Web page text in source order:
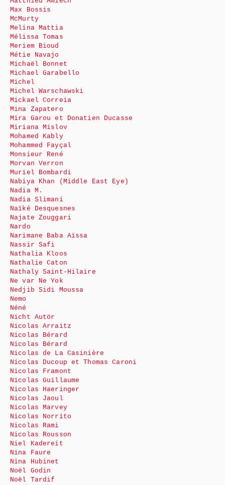
Max Bossis
McMurty
Melina Mattia
Mélissa Tomas
Meriem Bioud
Métie Navajo
Michaël Bonnet
Michael Garabello
Michel
Michel Warschawski
Mickael Correia
Mina Zapatero
Mira Garou et Donatien Ducasse
Miriana Mislov
Mohamed Kably
Mohammed Fayçal
Monsieur René
Morvan Verron
Muriel Bombardi
Nabiya Khan (Middle East Eye)
Nadia M.
Nadia Slimani
Naïké Desquesnes
Najate Zouggari
Nardo
Narimane Baba Aïssa
Nassir Safi
Nathalia Kloos
Nathalie Caton
Nathaly Saint-Hilaire
Ne var Ne Yok
Nedjib Sidi Moussa
Nemo
Néné
Nicht Autör
Nicolas Arraitz
Nicolas Bérard
Nicolas Bérard
Nicolas de La Casinière
Nicolas Ducoup et Thomas Caroni
Nicolas Framont
Nicolas Guillaume
Nicolas Haeringer
Nicolas Jaoul
Nicolas Marvey
Nicolas Norrito
Nicolas Rami
Nicolas Rousson
Niel Kadereit
Nina Faure
Nina Hubinet
Noël Godin
Noël Tardif